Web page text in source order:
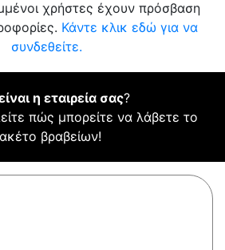
χρήστες έχουν πρόσβαση
Κάντε κλικ εδώ για να
συνδεθείτε.
η εταιρεία σας?
πώς μπορείτε να λάβετε το
βραβείων!